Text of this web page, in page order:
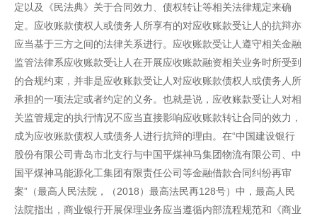
定以及《民法典》关于合同效力、债权转让等相关法律规定来确
定。应收账款债权人或债务人所享有的对应收账款受让人的抗辩亦
应当基于三方之间的法律关系进行。应收账款受让人遵守相关金融
监管法律系应收账款受让人在开展应收账款融资相关业务时所受到
的合规约束，并非是应收账款受让人对应收账款债权人或债务人所
承担的一项法定或者约定的义务。也就是说，应收账款受让人对相
关监管规定的执行情况不应当直接影响应收账款转让合同的效力，
成为应收账款债权人或债务人进行抗辩的理由。在“中国建设银行
股份有限公司青岛市北支行与中国平煤神马集团物流有限公司、中
国平煤神马能源化工集团有限责任公司等金融借款合同纠纷再审
案”（最高人民法院，（2018）最高法民再128号）中，最高人民
法院指出，商业银行开展保理业务应当遵循内部流程规范和《商业